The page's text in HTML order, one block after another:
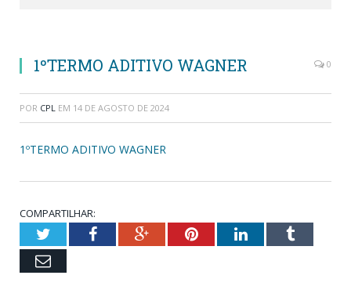
1ºTERMO ADITIVO WAGNER 0
POR CPL EM 14 DE AGOSTO DE 2024
1ºTERMO ADITIVO WAGNER
COMPARTILHAR:
TwitterFacebookGoogle+PinterestLinkedInTumblr
Email